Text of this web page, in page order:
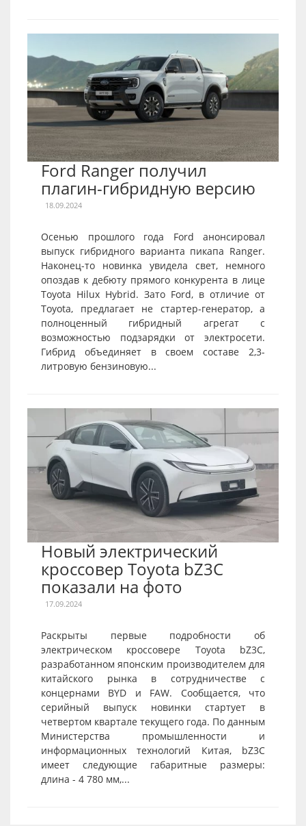
Ford Ranger получил
плагин-гибридную версию
18.09.2024
Осенью прошлого года Ford анонсировал
выпуск гибридного варианта пикапа Ranger.
Наконец-то новинка увидела свет, немного
опоздав к дебюту прямого конкурента в лице
Toyota Hilux Hybrid. Зато Ford, в отличие от
Toyota, предлагает не стартер-генератор, а
полноценный гибридный агрегат с
возможностью подзарядки от электросети.
Гибрид объединяет в своем составе 2,3-
литровую бензиновую...
Новый электрический
кроссовер Toyota bZ3C
показали на фото
17.09.2024
Раскрыты первые подробности об
электрическом кроссовере Toyota bZ3C,
разработанном японским производителем для
китайского рынка в сотрудничестве с
концернами BYD и FAW. Сообщается, что
серийный выпуск новинки стартует в
четвертом квартале текущего года. По данным
Министерства промышленности и
информационных технологий Китая, bZ3C
имеет следующие габаритные размеры:
длина - 4 780 мм,...